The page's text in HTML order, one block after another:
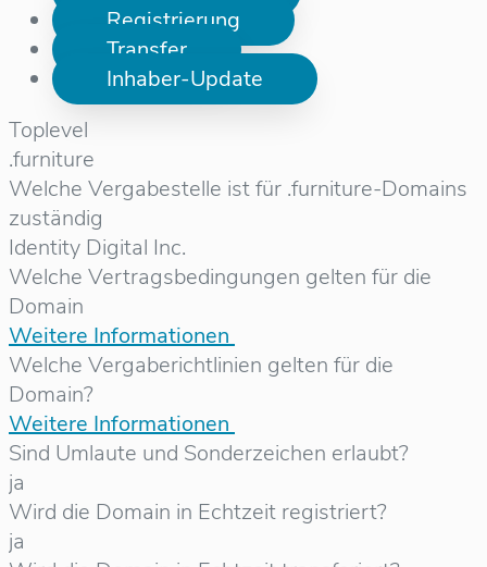
Registrierung
Transfer
Inhaber-Update
Toplevel
.furniture
Welche Vergabestelle ist für .furniture-Domains
zuständig
Identity Digital Inc.
Welche Vertragsbedingungen gelten für die
Domain
Weitere Informationen
Welche Vergaberichtlinien gelten für die
Domain?
Weitere Informationen
Sind Umlaute und Sonderzeichen erlaubt?
ja
Wird die Domain in Echtzeit registriert?
ja